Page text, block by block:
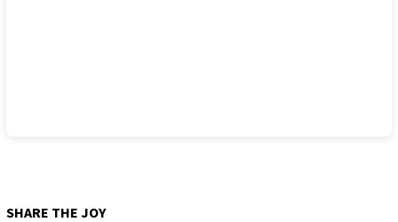
SHARE THE JOY